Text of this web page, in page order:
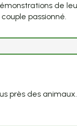
de
passionné.
près des animaux.